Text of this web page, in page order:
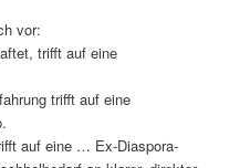
vor:
trifft auf eine
trifft auf eine
auf eine … Ex-Diaspora-